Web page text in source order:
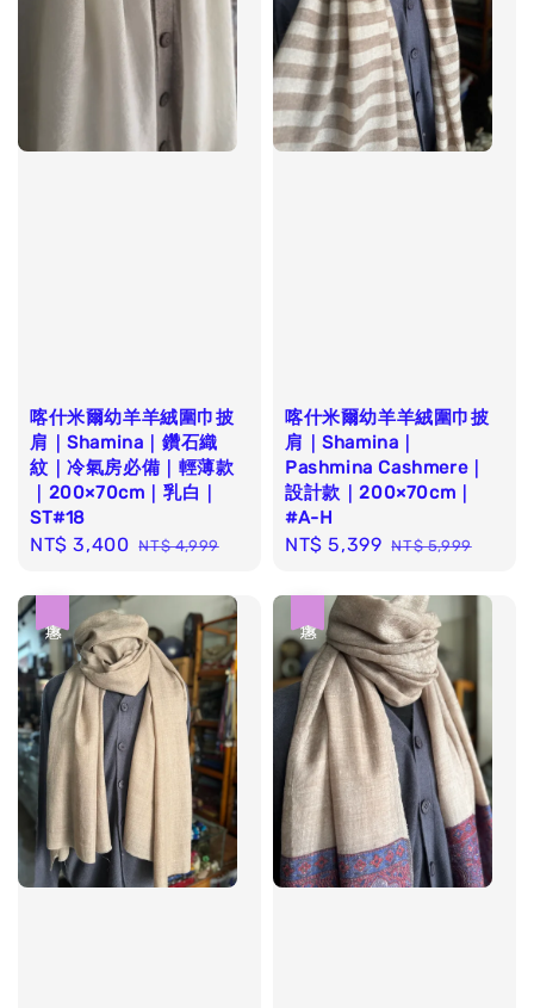
喀什米爾幼羊羊絨圍巾披
肩｜Shamina｜鑽石織
紋｜冷氣房必備｜輕薄款
｜200×70cm｜乳白｜
ST#18
Sale
NT$ 3,400 Regular
NT$ 4,999
喀什米爾幼羊羊絨圍巾披
肩｜Shamina｜
Pashmina Cashmere｜
設計款｜200×70cm｜
#A-H
Sale
NT$ 5,399 Regular
NT$ 5,999